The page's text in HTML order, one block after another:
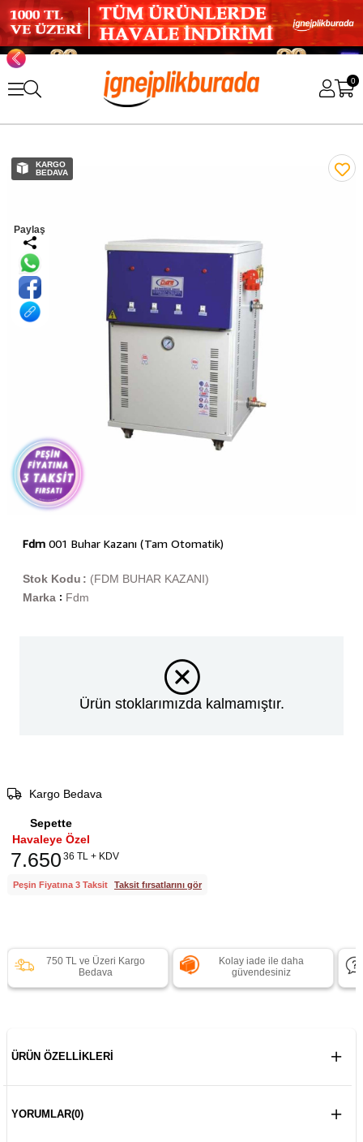
0
KARGO
BEDAVA
Paylaş
Fdm001 Buhar Kazanı (Tam Otomatik)
(FDM BUHAR KAZANI)
Stok Kodu
Marka : Fdm
Ürün stoklarımızda kalmamıştır.
Kargo Bedava
Sepette
Havaleye Özel
7.650 36 TL + KDV
Peşin Fiyatına 3 Taksit Taksit fırsatlarını gör
750 TL ve Üzeri Kargo
Bedava
Kolay iade ile daha
güvendesiniz
ÜRÜN ÖZELLIKLERI
YORUMLAR(0)